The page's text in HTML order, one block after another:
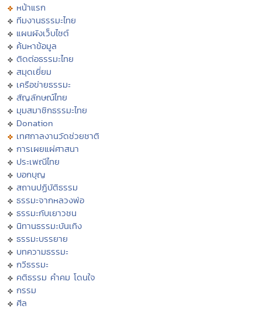
หน้าแรก
ทีมงานธรรมะไทย
แผนผังเว็บไซต์
ค้นหาข้อมูล
ติดต่อธรรมะไทย
สมุดเยี่ยม
เครือข่ายธรรมะ
สัญลักษณ์ไทย
มุมสมาชิกธรรมะไทย
Donation
เทศกาลงานวัดช่วยชาติ
การเผยแผ่ศาสนา
ประเพณีไทย
บอกบุญ
สถานปฏิบัติธรรม
ธรรมะจากหลวงพ่อ
ธรรมะกับเยาวชน
นิทานธรรมะบันเทิง
ธรรมะบรรยาย
บทความธรรมะ
กวีธรรมะ
คติธรรม คำคม โดนใจ
กรรม
ศีล